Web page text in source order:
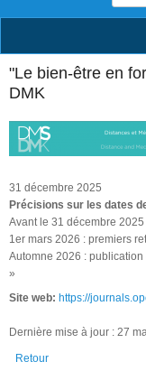
"Le bien-être en
DMK
31 décembre 2025
Précisions sur les dates
Avant le 31 décembre
1er mars 2026 : premiers
Automne 2026 :
»
Site web: https://
Dernière mise à jour : 27
Retour